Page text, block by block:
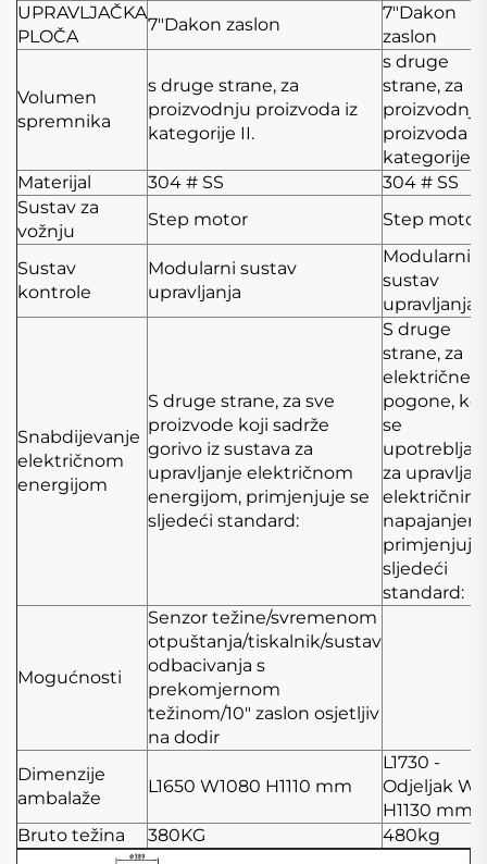
UPRAVLJAČKA
PLOČA
7"Dakon zaslon
7"Dakon
zaslon
Volumen
spremnika
s druge strane, za
proizvodnju proizvoda iz
kategorije II.
s druge
strane, za
proizvodnju
proizvoda iz
kategorije
Materijal
304 # SS
304 # SS
Sustav za
vožnju
Step motor Step motor
Sustav
kontrole
Modularni sustav
upravljanja
Modularni
sustav
upravljanja
Snabdijevanje
električnom
energijom
S druge strane, za sve
proizvode koji sadrže
gorivo iz sustava za
upravljanje električnom
energijom, primjenjuje se
sljedeći standard:
S druge
strane, za
električne
pogone,
se
za
električnim
primjenjuje
sljedeći
standard:
Mogućnosti
Senzor težine/svremenom
otpuštanja/tiskalnik/sustav
odbacivanja s
prekomjernom
težinom/10" zaslon osjetljiv
na dodir
Dimenzije
ambalaže
L1650 W1080 H1110 mm
L1730 -
Odjeljak
H1130 mm
Bruto težina
380KG 480kg